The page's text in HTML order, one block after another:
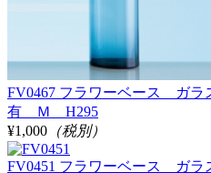
FV0467 フラワーベース ガ
有 Ｍ H295
¥1,000 （税別）
FV0451 フラワーベース ガ